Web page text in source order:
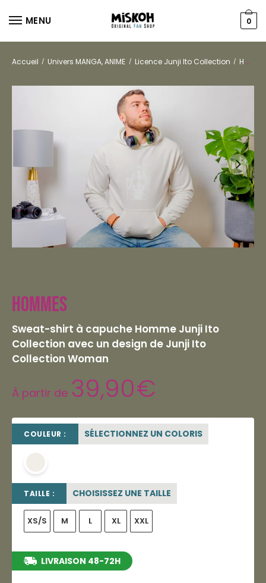
MENU 0
Accueil / Univers MANGA, ANIME / Licence Junji Ito Collection / Hommes
Hommes
Sweat-shirt à capuche Homme Junji Ito
Collection avec un design de Junji Ito
Collection Woman
À partir de 39,90€
COULEUR : SÉLECTIONNEZ UN COLORIS
TAILLE : CHOISISSEZ UNE TAILLE
XS/S M L XL XXL
LIVRAISON 48-72H